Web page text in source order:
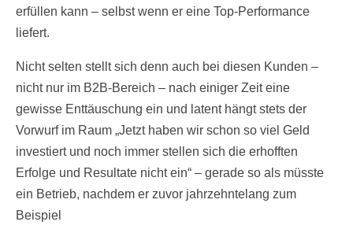
erfüllen kann – selbst wenn er eine Top-Performance
liefert.
Nicht selten stellt sich denn auch bei diesen Kunden –
nicht nur im B2B-Bereich – nach einiger Zeit eine
gewisse Enttäuschung ein und latent hängt stets der
Vorwurf im Raum „Jetzt haben wir schon so viel Geld
investiert und noch immer stellen sich die erhofften
Erfolge und Resultate nicht ein“ – gerade so als müsste
ein Betrieb, nachdem er zuvor jahrzehntelang zum
Beispiel